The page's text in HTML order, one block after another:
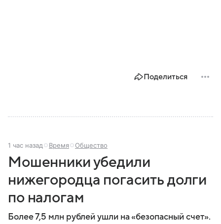
Поделиться
1 час назад Время Общество
Мошенники убедили
нижегородца погасить долги
по налогам
Более 7,5 млн рублей ушли на «безопасный счет».